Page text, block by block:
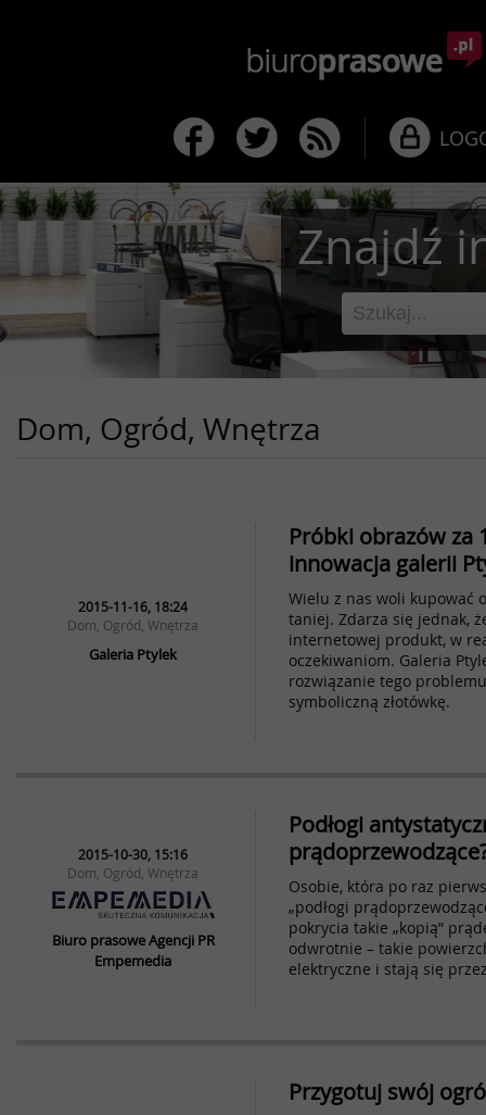
Znajdź
Dom, Ogród, Wnętrza
2015-11-16, 18:24
Dom, Ogród, Wnętrza
Galeria Ptylek
Próbki obrazów za
innowacja galerii
Wielu z nas woli kupować
taniej. Zdarza się jednak,
internetowej produkt, w
oczekiwaniom. Galeria
rozwiązanie tego
symboliczną złotówkę.
2015-10-30, 15:16
Dom, Ogród, Wnętrza
Biuro prasowe Agencji PR
Empemedia
Podłogi
Osobie, która po raz
„podłogi
pokrycia takie „kopią”
odwrotnie – takie
elektryczne i stają się
Przygotuj swój